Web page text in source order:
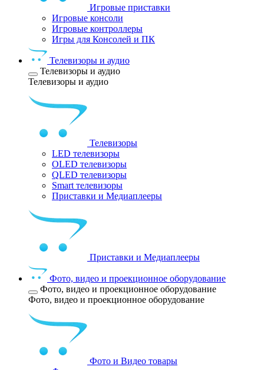
Игровые приставки
Игровые консоли
Игровые контроллеры
Игры для Консолей и ПК
Телевизоры и аудио
Телевизоры и аудио
Телевизоры и аудио
Телевизоры
LED телевизоры
OLED телевизоры
QLED телевизоры
Smart телевизоры
Приставки и Медиаплееры
Приставки и Медиаплееры
Фото, видео и проекционное оборудование
Фото, видео и проекционное оборудование
Фото, видео и проекционное оборудование
Фото и Видео товары